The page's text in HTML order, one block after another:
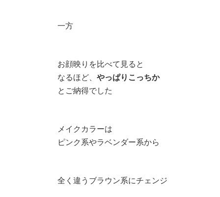
⁡一方
⁡お顔映りを比べて見ると
なるほど、 やっぱりこっちか
とご納得でした
⁡メイクカラーは
ピンク系やラベンダー系から
⁡全く違うブラウン系にチェンジ